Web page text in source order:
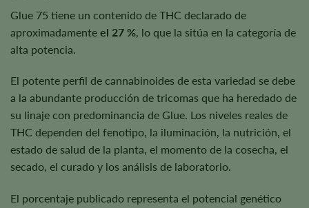
Glue 75 tiene un contenido de THC declarado de
aproximadamente el 27 % , lo que la sitúa en la categoría de
alta potencia.
El potente perfil de cannabinoides de esta variedad se debe
a la abundante producción de tricomas que ha heredado de
su linaje con predominancia de Glue. Los niveles reales de
THC dependen del fenotipo, la iluminación, la nutrición, el
estado de salud de la planta, el momento de la cosecha, el
secado, el curado y los análisis de laboratorio.
El porcentaje publicado representa el potencial genético